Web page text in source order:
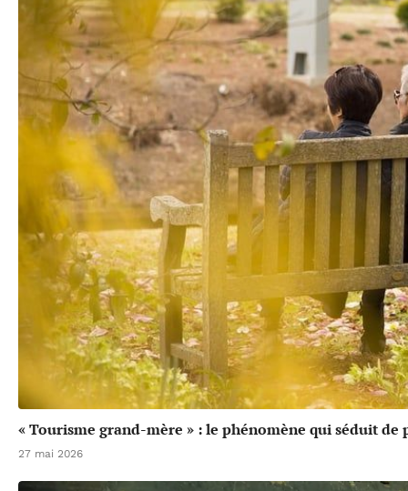
« Tourisme grand-mère » : le phénomène qui séduit de
27 mai 2026